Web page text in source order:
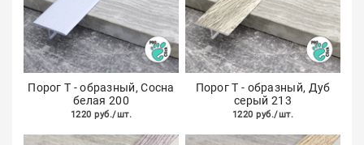
Порог Т - образный, Сосна
белая 200
1220 руб./шт.
Порог Т - образный, Дуб
серый 213
1220 руб./шт.